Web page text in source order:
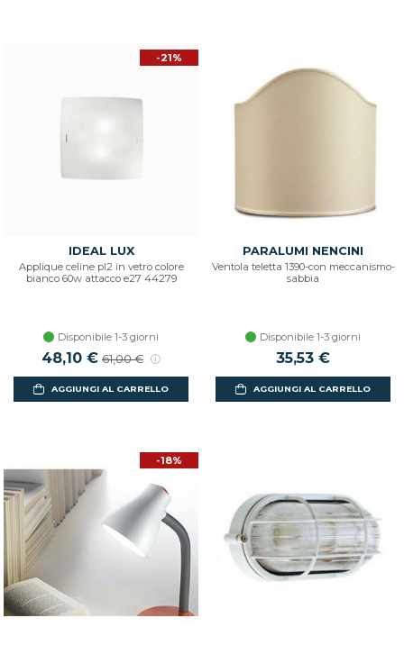
-21%
IDEAL LUX
Applique celine pl2 in vetro colore
bianco 60w attacco e27 44279
Disponibile 1-3 giorni
Prezzo scontato
48,10 € Prezzo di listino
61,00 €
AGGIUNGI AL CARRELLO
PARALUMI NENCINI
Ventola teletta 1390-con meccanismo-
sabbia
Disponibile 1-3 giorni
35,53 €
AGGIUNGI AL CARRELLO
-18%